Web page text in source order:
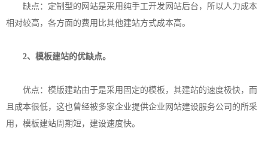
缺点：定制型的网站是采用纯手工开发网站后台，所以人力成本
相对较高，各方面的费用比其他建站方式成本高。
2、模板建站的优缺点。
优点：模版建站由于是采用固定的模板，其建站的速度极快，而
且成本很低，这也曾经被多家企业提供企业网站建设服务公司的所采
用，模板建站周期短，建设速度快。